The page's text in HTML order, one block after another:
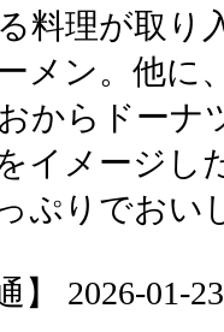
料理が取り
メン。他に
からドー
イメージし
ぷりでおい
】 2026-01-